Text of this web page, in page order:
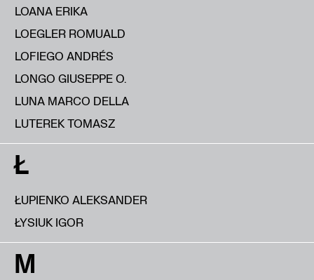
LOANA ERIKA
LOEGLER ROMUALD
LOFIEGO ANDRÉS
LONGO GIUSEPPE O.
LUNA MARCO DELLA
LUTEREK TOMASZ
Ł
ŁUPIENKO ALEKSANDER
ŁYSIUK IGOR
M